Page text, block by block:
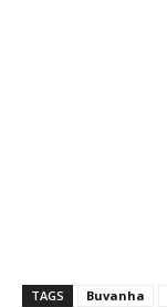
TAGS Buvanha